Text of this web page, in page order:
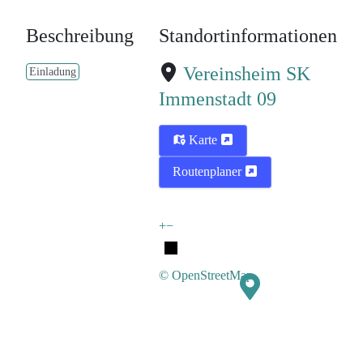
Beschreibung
Einladung
Standortinformationen
Vereinsheim SK
Immenstadt 09
Karte
Routenplaner
+−
© OpenStreetMap